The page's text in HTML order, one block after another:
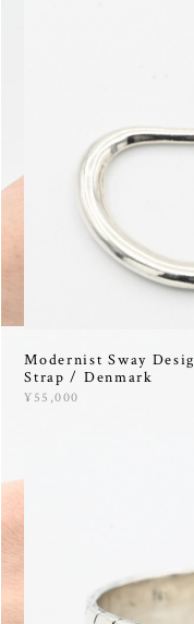
Modernist Sway
Strap / Denmark
¥55,000